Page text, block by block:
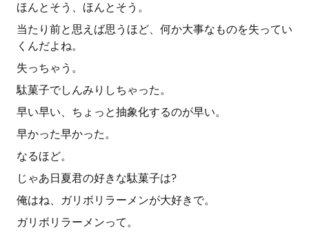
ほんとそう、ほんとそう。
当たり前と思えば思うほど、何か大事なものを失ってい
くんだよね。
失っちゃう。
駄菓子でしんみりしちゃった。
早い早い、ちょっと抽象化するのが早い。
早かった早かった。
なるほど。
じゃあ日夏君の好きな駄菓子は?
俺はね、ガリボリラーメンが大好きで。
ガリボリラーメンって。